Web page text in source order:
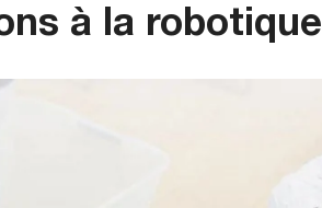
à la robotique